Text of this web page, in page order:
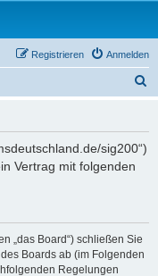
Anmelden
Registrieren
sig200“)
Vertrag mit folgenden
„das Board“) schließen Sie
Boards ab (im Folgenden
Regelungen